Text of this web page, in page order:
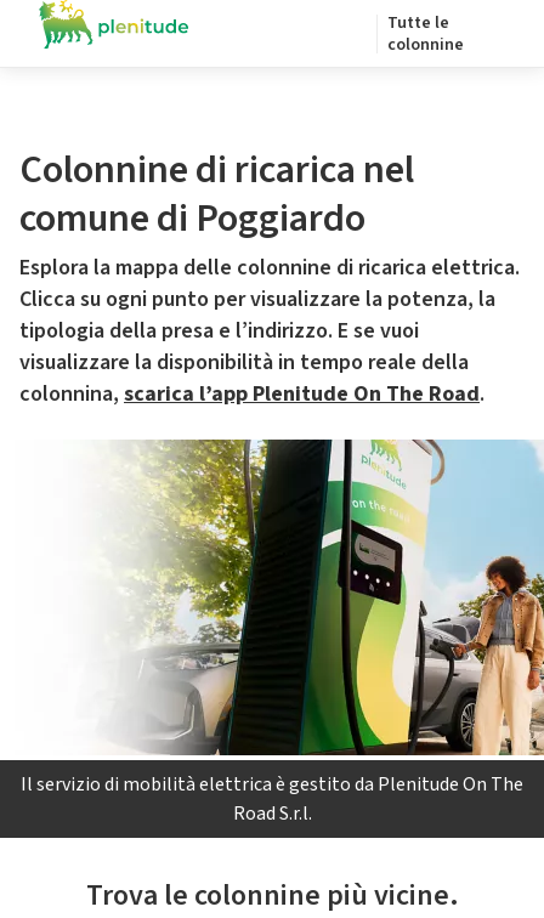
Tutte le
colonnine
Colonnine di ricarica nel
comune di Poggiardo
Esplora la mappa delle colonnine di ricarica elettrica.
Clicca su ogni punto per visualizzare la potenza, la
tipologia della presa e l’indirizzo. E se vuoi
visualizzare la disponibilità in tempo reale della
colonnina, scarica l’app Plenitude On The Road.
Il servizio di mobilità elettrica è gestito da Plenitude On The
Road S.r.l.
Trova le colonnine più vicine.